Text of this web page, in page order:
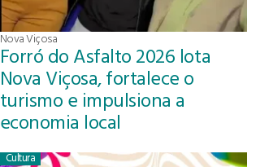
Nova Viçosa
Forró do Asfalto 2026 lota
Nova Viçosa, fortalece o
turismo e impulsiona a
economia local
Cultura